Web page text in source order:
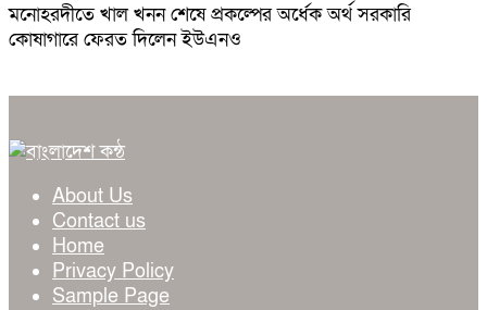
মনোহরদীতে খাল খনন শেষে প্রকল্পের অর্ধেক অর্থ সরকারি
কোষাগারে ফেরত দিলেন ইউএনও
About Us
Contact us
Home
Privacy Policy
Sample Page